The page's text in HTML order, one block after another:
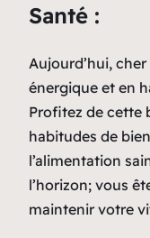
Santé :
Aujourd’hui,
énergique et en
Profitez de cette
habitudes de
l’alimentation
l’horizon; vous
maintenir votre